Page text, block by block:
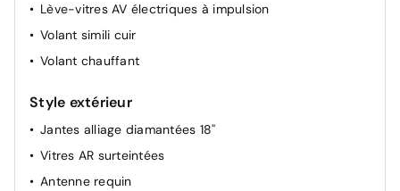
Lève-vitres AV électriques à impulsion
Volant simili cuir
Volant chauffant
Style extérieur
Jantes alliage diamantées 18''
Vitres AR surteintées
Antenne requin